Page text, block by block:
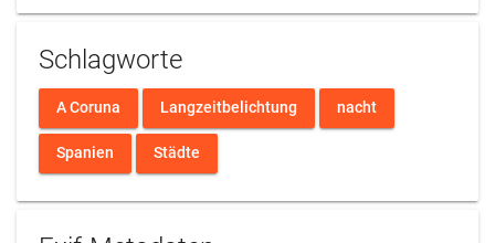
Schlagworte
A Coruna Langzeitbelichtung nacht
Spanien Städte